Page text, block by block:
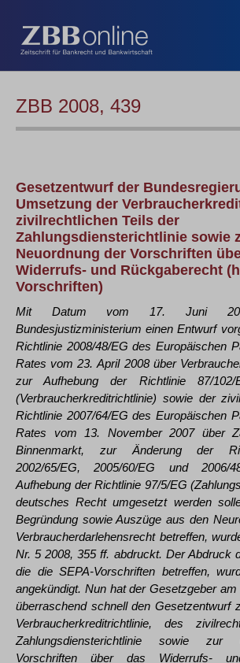
ZBB 2008, 439
Gesetzentwurf der
Umsetzung der
zivilrechtlichen Teils der
Zahlungsdiensterichtlinie sowie
Neuordnung der Vorschriften
Widerrufs- und Rückgaberecht
Vorschriften)
Mit Datum vom 17. Juni
Bundesjustizministerium einen Entwurf
Richtlinie 2008/48/EG des Europäischen
Rates vom 23. April 2008 über
zur Aufhebung der Richtlinie 87/
(Verbraucherkreditrichtlinie) sowie der
Richtlinie 2007/64/EG des Europäischen
Rates vom 13. November 2007 über
Binnenmarkt, zur Änderung der
2002/65/EG, 2005/60/EG und
Aufhebung der Richtlinie 97/5/EG
deutsches Recht umgesetzt werden
Begründung sowie Auszüge aus den
Verbraucherdarlehensrecht betreffen,
Nr. 5 2008, 355 ff. abdruckt. Der Abdruck
die die SEPA-Vorschriften betreffen,
angekündigt. Nun hat der Gesetzgeber
überraschend schnell den Gesetzentwurf
Verbraucherkreditrichtlinie, des
Zahlungsdiensterichtlinie sowie zur
Vorschriften über das Widerrufs-